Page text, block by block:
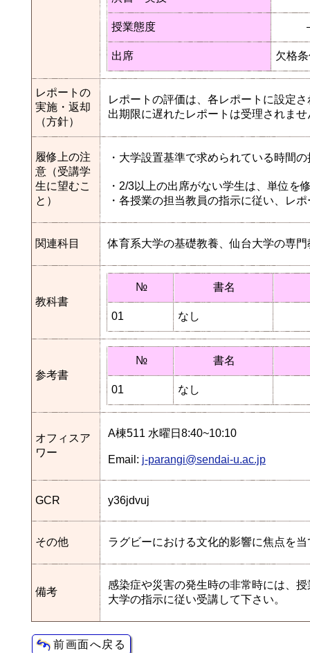
授業態度
出席 欠格
レポートの
実施・返却
（方針）
レポートの評価は、各レポートに設定
出期限に遅れたレポートは受理されませ
履修上の注
意（受講学
生に望むこ
と）
・大学設置基準で求められている時間
・2/3以上の出席がない学生は、単位を
・各授業の担当教員の指示に従い、レ
関連科目 体育系大学の基礎教養、仙台大学の専
教科書
№ 書名
01 なし
参考書
№ 書名
01 なし
オフィスア
ワー
A棟511 水曜日8:40~10:10
Email: j-parangi@sendai-u.ac.jp
GCR y36jdvuj
その他 ラグビーにおける文化的影響に焦点を
備考
感染症や災害の発生時の非常時には、
大学の指示に従い受講して下さい。